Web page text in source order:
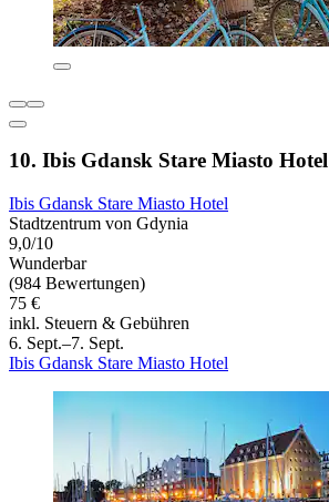
10. Ibis Gdansk Stare Miasto Hotel
Ibis Gdansk Stare Miasto Hotel
Stadtzentrum von Gdynia
9,0/10
Wunderbar
(984 Bewertungen)
75 €
inkl. Steuern & Gebühren
6. Sept.–7. Sept.
Ibis Gdansk Stare Miasto Hotel